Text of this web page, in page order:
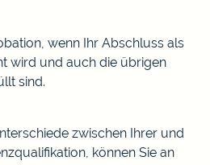
wenn Ihr Abschluss als
wird und auch die übrigen
sind.
zwischen Ihrer und
können Sie an